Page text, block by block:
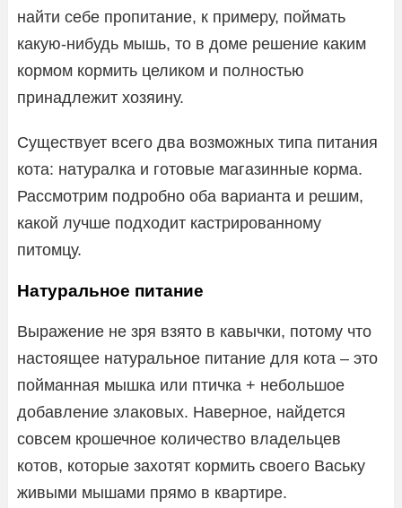
найти себе пропитание, к примеру, поймать
какую-нибудь мышь, то в доме решение каким
кормом кормить целиком и полностью
принадлежит хозяину.
Существует всего два возможных типа питания
кота: натуралка и готовые магазинные корма.
Рассмотрим подробно оба варианта и решим,
какой лучше подходит кастрированному
питомцу.
Натуральное питание
Выражение не зря взято в кавычки, потому что
настоящее натуральное питание для кота – это
пойманная мышка или птичка + небольшое
добавление злаковых. Наверное, найдется
совсем крошечное количество владельцев
котов, которые захотят кормить своего Ваську
живыми мышами прямо в квартире.